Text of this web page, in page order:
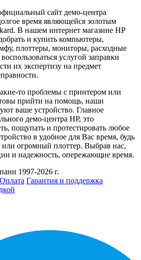
сайт демо-центра
время являющейся золотым
В нашем интернет магазине HP
и купить компьютеры,
плоттеры, мониторы, расходные
услугой заправки
их экспертизу на предмет
то проблемы с принтером или
прийти на помощь, наши
ваше устройство. Главное
демо-центра HP, это
пощупать и протестировать любое
в удобное для Вас время, будь
огромный плоттер. Выбрав нас,
и надежность, опережающие время.
1997-2026 г.
Оплата Гарантия и поддержка